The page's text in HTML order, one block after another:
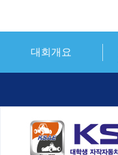
대회개요
대회소개
시상내역
조직위원회